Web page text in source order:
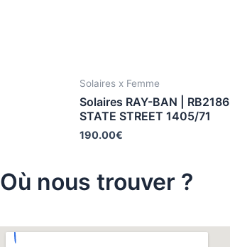
Solaires x Femme
Solaires RAY-BAN | RB2186
STATE STREET 1405/71
190.00€
Où nous trouver ?